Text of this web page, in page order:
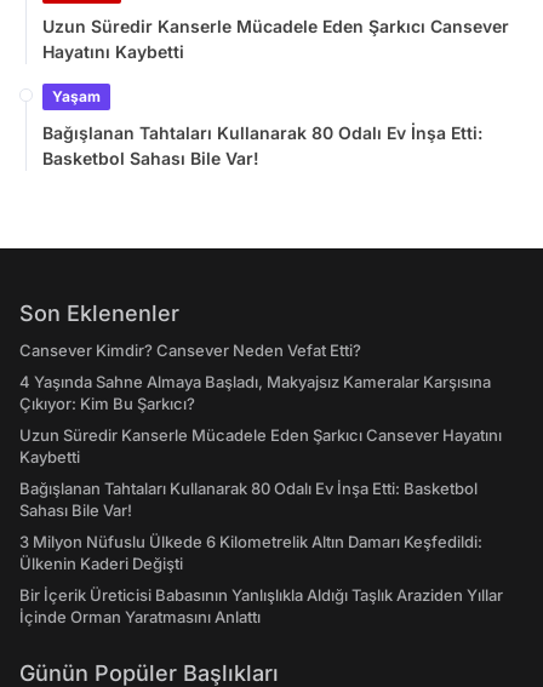
Uzun Süredir Kanserle Mücadele Eden Şarkıcı Cansever
Hayatını Kaybetti
Yaşam
Bağışlanan Tahtaları Kullanarak 80 Odalı Ev İnşa Etti:
Basketbol Sahası Bile Var!
Son Eklenenler
Cansever Kimdir? Cansever Neden Vefat Etti?
4 Yaşında Sahne Almaya Başladı, Makyajsız Kameralar Karşısına
Çıkıyor: Kim Bu Şarkıcı?
Uzun Süredir Kanserle Mücadele Eden Şarkıcı Cansever Hayatını
Kaybetti
Bağışlanan Tahtaları Kullanarak 80 Odalı Ev İnşa Etti: Basketbol
Sahası Bile Var!
3 Milyon Nüfuslu Ülkede 6 Kilometrelik Altın Damarı Keşfedildi:
Ülkenin Kaderi Değişti
Bir İçerik Üreticisi Babasının Yanlışlıkla Aldığı Taşlık Araziden Yıllar
İçinde Orman Yaratmasını Anlattı
Günün Popüler Başlıkları